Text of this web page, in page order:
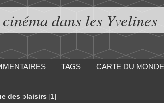
dans les Yvelines
TAGS CARTE DU MONDE
des plaisirs [1]